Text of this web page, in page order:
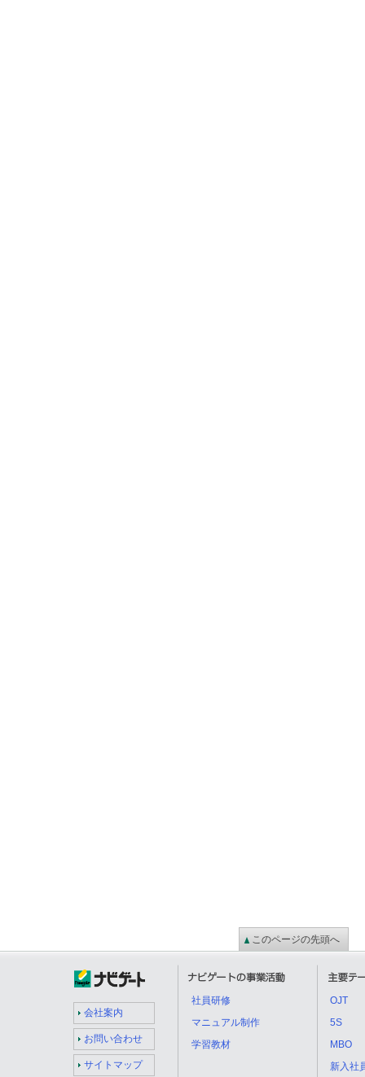
このページの先頭へ
会社案内
お問い合わせ
サイトマップ
社員研修
マニュアル制作
学習教材
OJT
5S
MBO
新入社